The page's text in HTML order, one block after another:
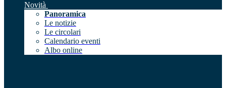
Novità
Panoramica
Le notizie
Le circolari
Calendario eventi
Albo online